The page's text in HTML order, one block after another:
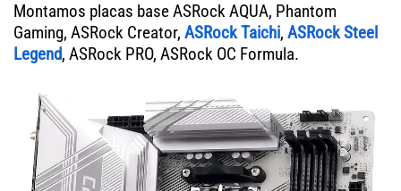
Montamos placas base ASRock AQUA, Phantom
Gaming, ASRock Creator, ASRock Taichi, ASRock Steel
Legend, ASRock PRO, ASRock OC Formula.